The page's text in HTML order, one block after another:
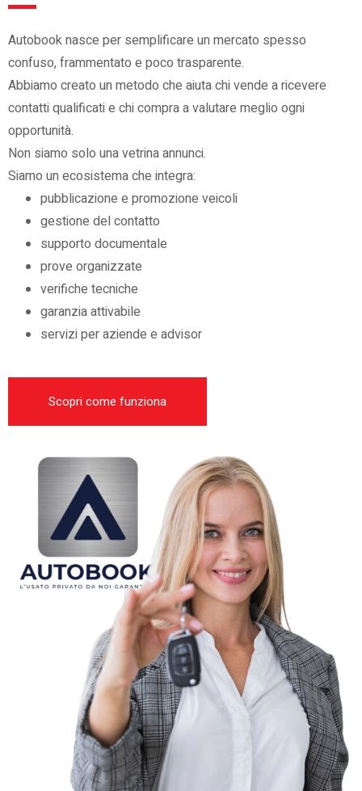
Autobook nasce per semplificare un mercato spesso
confuso, frammentato e poco trasparente.
Abbiamo creato un metodo che aiuta chi vende a ricevere
contatti qualificati e chi compra a valutare meglio ogni
opportunità.
Non siamo solo una vetrina annunci.
Siamo un ecosistema che integra:
pubblicazione e promozione veicoli
gestione del contatto
supporto documentale
prove organizzate
verifiche tecniche
garanzia attivabile
servizi per aziende e advisor
Scopri come funziona